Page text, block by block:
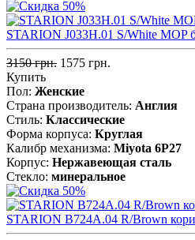
STARION J033H.01 S/White MOP
3150 грн. 1575 грн.
Купить
Пол: Женские
Страна производитель: Англия
Стиль: Классические
Форма корпуса: Круглая
Калибр механизма: Miyota 6P27
Корпус: Нержавеющая cталь
Стекло: минеральное
STARION B724A.04 R/Brown